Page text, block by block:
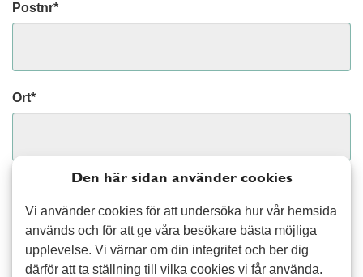
Postnr*
Ort*
Den här sidan använder cookies
Vi använder cookies för att undersöka hur vår hemsida
används och för att ge våra besökare bästa möjliga
upplevelse. Vi värnar om din integritet och ber dig
därför att ta ställning till vilka cookies vi får använda.